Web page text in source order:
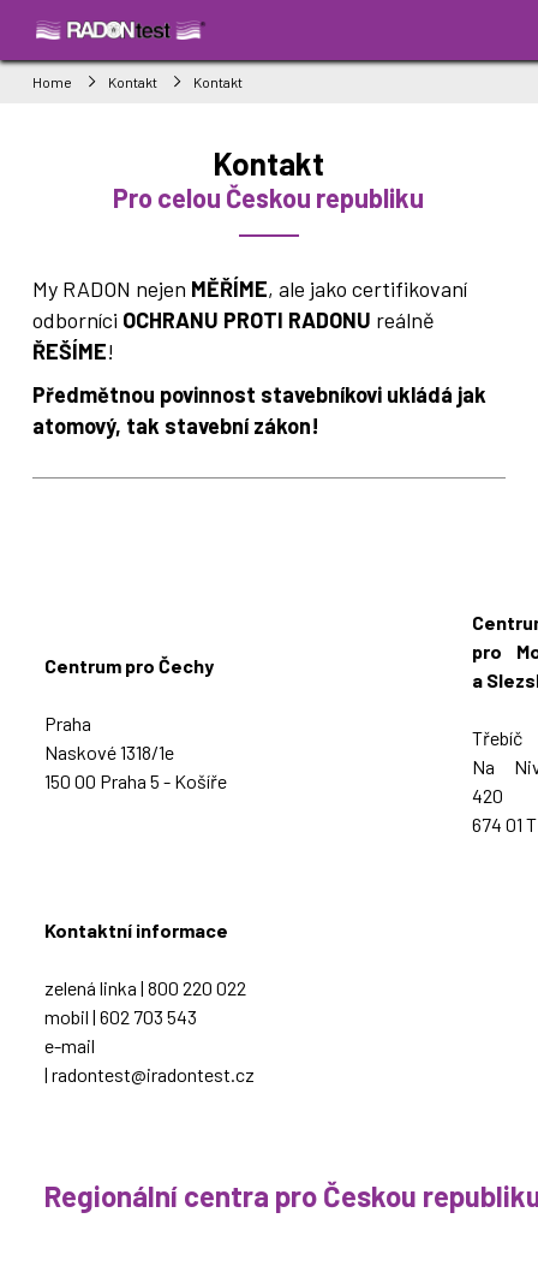
Home Kontakt Kontakt
Kontakt
Pro celou Českou republiku
My RADON nejen MĚŘÍME, ale jako certifikovaní
odborníci OCHRANU PROTI RADONU reálně
ŘEŠÍME!
Předmětnou povinnost stavebníkovi ukládá jak
atomový, tak stavební zákon!
Centrum pro Čechy
Praha
Naskové 1318/1e
150 00 Praha 5 - Košíře
pro
a
Třebíč
Na
420
674 01
Kontaktní informace
zelená linka | 800 220 022
mobil | 602 703 543
e-mail
| radontest@iradontest.cz
Regionální centra pro Českou